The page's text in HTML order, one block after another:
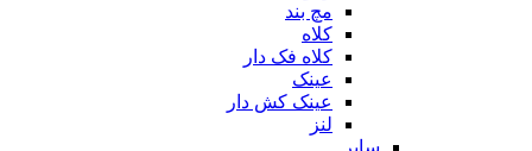
مچ بند
کلاه
کلاه فک دار
عینک
عینک کش دار
لنز
سایر